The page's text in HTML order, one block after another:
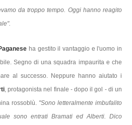
da troppo tempo. Oggi hanno reagito
ha gestito il vantaggio e l'uomo in
Segno di una squadra impaurita e che
al successo. Neppure hanno aiutato i
, protagonista nel finale - dopo il gol - di un
rossoblù. "Sono letteralmente imbufalito
sono entrati Bramati ed Alberti. Dico